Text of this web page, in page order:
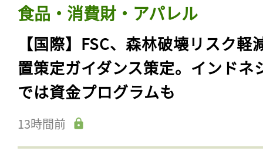
食品・消費財・アパレル
【国際】FSC、森林破壊リスク軽
置策定ガイダンス策定。インドネ
では資金プログラムも
13時間前